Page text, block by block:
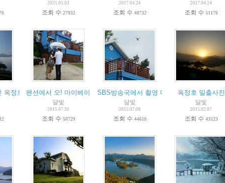
2021.05.03
조회 수 27932
2017.04.24
조회 수 48732
2017.04.24
조회 수 51176
옥정호 물안개펜션에서 오! 마이베이비 촬영 헸답니다.
달빛
2015.07.31
조회 수 50729
SBS방송국에서 촬영 다녀갔어요
달빛
2015.07.08
조회 수 44610
옥정호 일출사진
달빛
2015.02.07
조회 수 43523